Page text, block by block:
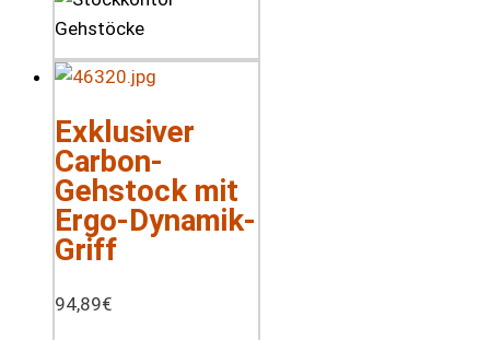
Exklusiver
Carbon-
Gehstock mit
Ergo-Dynamik-
Griff
94,89€